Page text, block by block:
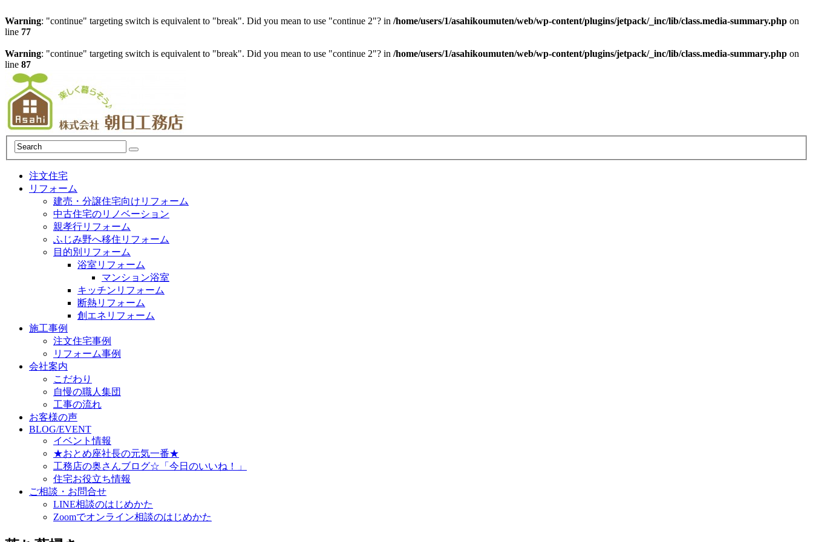
Warning: "continue" targeting switch is equivalent to "break". Did you mean to use "continue 2"? in /home/users/1/asahikoumuten/web/wp-content/plugins/jetpack/_inc/lib/class.media-summary.php on
line 77
Warning: "continue" targeting switch is equivalent to "break". Did you mean to use "continue 2"? in /home/users/1/asahikoumuten/web/wp-content/plugins/jetpack/_inc/lib/class.media-summary.php on
line 87
注文住宅
リフォーム
建売・分譲住宅向けリフォーム
中古住宅のリノベーション
親孝行リフォーム
ふじみ野へ移住リフォーム
目的別リフォーム
浴室リフォーム
マンション浴室
キッチンリフォーム
断熱リフォーム
創エネリフォーム
施工事例
注文住宅事例
リフォーム事例
会社案内
こだわり
自慢の職人集団
工事の流れ
お客様の声
BLOG/EVENT
イベント情報
★おとめ座社長の元気一番★
工務店の奥さんブログ☆「今日のいいね！」
住宅お役立ち情報
ご相談・お問合せ
LINE相談のはじめかた
Zoomでオンライン相談のはじめかた